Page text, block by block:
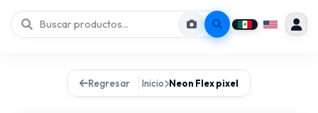
Regresar Inicio Neon Flex pixel